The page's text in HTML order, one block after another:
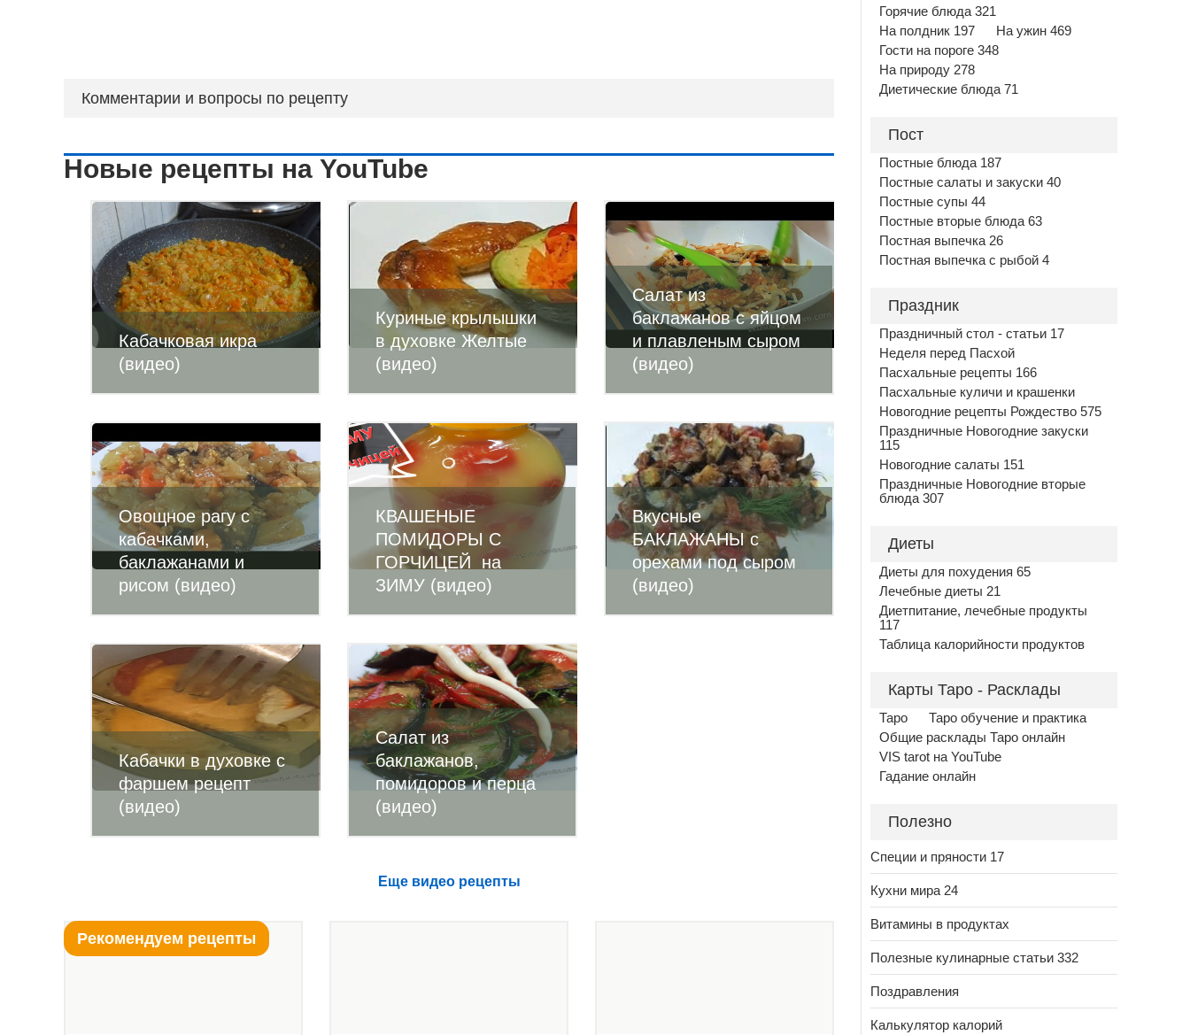
Комментарии и вопросы по рецепту
Новые рецепты на YouTube
Кабачковая икра
(видео)
Куриные крылышки
в духовке Желтые
(видео)
Салат из
баклажанов с яйцом
и плавленым сыром
(видео)
Овощное рагу с
кабачками,
баклажанами и
рисом (видео)
КВАШЕНЫЕ
ПОМИДОРЫ С
ГОРЧИЦЕЙ на
ЗИМУ (видео)
Вкусные
БАКЛАЖАНЫ с
орехами под сыром
(видео)
Кабачки в духовке с
фаршем рецепт
(видео)
Салат из
баклажанов,
помидоров и перца
(видео)
Еще видео рецепты
Рекомендуем рецепты
Горячие блюда 321
На полдник 197
На ужин 469
Гости на пороге 348
На природу 278
Диетические блюда 71
Пост
Постные блюда 187
Постные салаты и закуски 40
Постные супы 44
Постные вторые блюда 63
Постная выпечка 26
Постная выпечка с рыбой 4
Праздник
Праздничный стол - статьи 17
Неделя перед Пасхой
Пасхальные рецепты 166
Пасхальные куличи и крашенки
Новогодние рецепты Рождество 575
Праздничные Новогодние закуски
115
Новогодние салаты 151
Праздничные Новогодние вторые
блюда 307
Диеты
Диеты для похудения 65
Лечебные диеты 21
Диетпитание, лечебные продукты
117
Таблица калорийности продуктов
Карты Таро - Расклады
Таро
Таро обучение и практика
Общие расклады Таро онлайн
VIS tarot на YouTube
Гадание онлайн
Полезно
Специи и пряности 17
Кухни мира 24
Витамины в продуктах
Полезные кулинарные статьи 332
Поздравления
Калькулятор калорий